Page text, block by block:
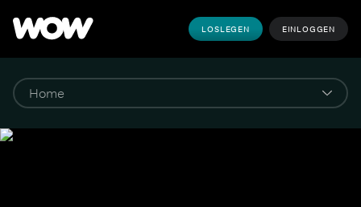
LOSLEGEN EINLOGGEN